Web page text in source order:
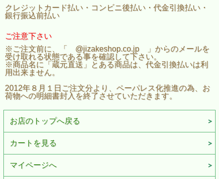
クレジットカード払い・コンビニ後払い・代金引換払い・
銀行振込前払い
ご注意下さい
※ご注文前に、「 @jizakeshop.co.jp 」からのメールを
受け取れる状態である事を確認して下さい。
※商品名に「蔵元直送」とある商品は、代金引換払いは利
用出来ません。
2012年８月１日ご注文分より、ペーパレス化推進の為、お
荷物への明細書封入を終了させていただきます。
お店のトップへ戻る
カートを見る
マイページへ